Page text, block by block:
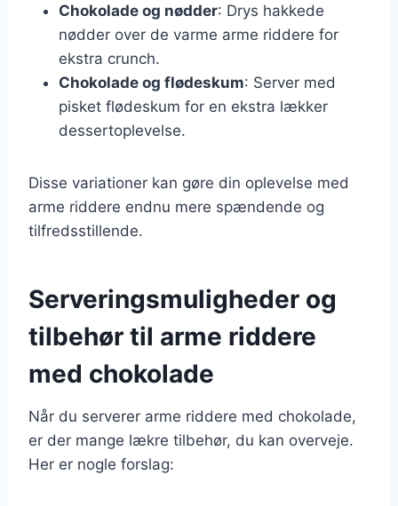
Chokolade og nødder: Drys hakkede
nødder over de varme arme riddere for
ekstra crunch.
Chokolade og flødeskum: Server med
pisket flødeskum for en ekstra lækker
dessertoplevelse.
Disse variationer kan gøre din oplevelse med
arme riddere endnu mere spændende og
tilfredsstillende.
Serveringsmuligheder og
tilbehør til arme riddere
med chokolade
Når du serverer arme riddere med chokolade,
er der mange lækre tilbehør, du kan overveje.
Her er nogle forslag: